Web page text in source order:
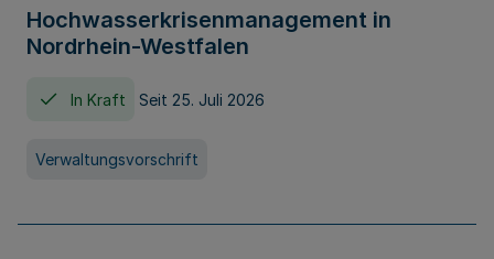
Hochwasserkrisenmanagement in
Nordrhein-Westfalen
In Kraft Seit 25. Juli 2026
Verwaltungsvorschrift